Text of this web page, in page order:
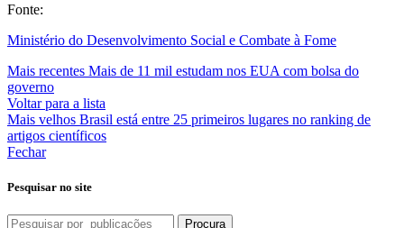
Fonte:
Ministério do Desenvolvimento Social e Combate à Fome
Mais recentes Mais de 11 mil estudam nos EUA com bolsa do
governo
Voltar para a lista
Mais velhos Brasil está entre 25 primeiros lugares no ranking de
artigos científicos
Fechar
Pesquisar no site
Procura